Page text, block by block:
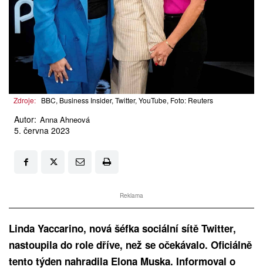
Zdroje: BBC, Business Insider, Twitter, YouTube, Foto: Reuters
Autor: Anna Ahneová
5. června 2023
Reklama
Linda Yaccarino, nová šéfka sociální sítě Twitter,
nastoupila do role dříve, než se očekávalo. Oficiálně
tento týden nahradila Elona Muska. Informoval o